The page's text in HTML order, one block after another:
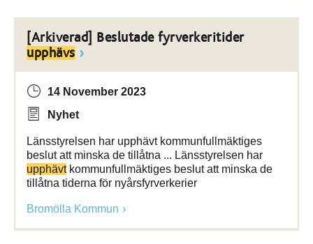
[Arkiverad] Beslutade fyrverkeritider
upphävs
14 November 2023
Nyhet
Länsstyrelsen har upphävt kommunfullmäktiges
beslut att minska de tillåtna ... Länsstyrelsen har
upphävtkommunfullmäktiges beslut att minska de
tillåtna tiderna för nyårsfyrverkerier
Bromölla Kommun